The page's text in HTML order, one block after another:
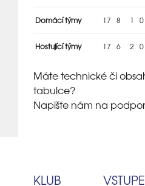
Domácí týmy 17 8 1 0
Hostující týmy 17 6 2 0
Máte technické či
tabulce?
Napište nám na
KLUB